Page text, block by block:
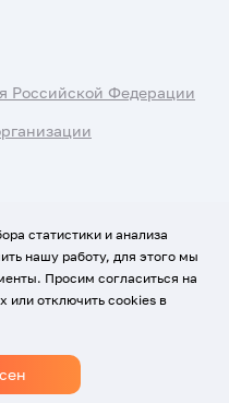
Российской Федерации
статистики и анализа
нашу работу, для этого мы
Просим согласиться на
или отключить cookies в